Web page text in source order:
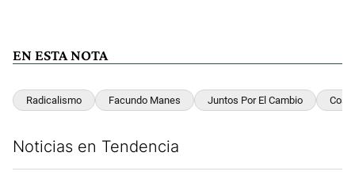
EN ESTA NOTA
Radicalismo Facundo Manes Juntos Por El Cambio
Noticias en Tendencia